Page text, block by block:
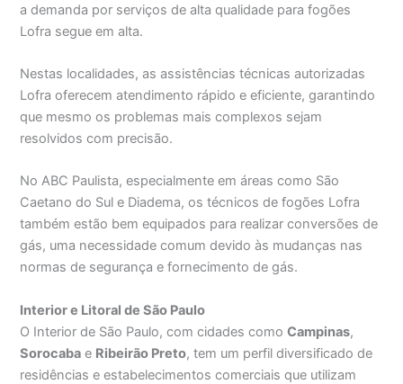
a demanda por serviços de alta qualidade para fogões
Lofra segue em alta.
Nestas localidades, as assistências técnicas autorizadas
Lofra oferecem atendimento rápido e eficiente, garantindo
que mesmo os problemas mais complexos sejam
resolvidos com precisão.
No ABC Paulista, especialmente em áreas como São
Caetano do Sul e Diadema, os técnicos de fogões Lofra
também estão bem equipados para realizar conversões de
gás, uma necessidade comum devido às mudanças nas
normas de segurança e fornecimento de gás.
Interior e Litoral de São Paulo
O Interior de São Paulo, com cidades comoCampinas,
Sorocaba e Ribeirão Preto, tem um perfil diversificado de
residências e estabelecimentos comerciais que utilizam